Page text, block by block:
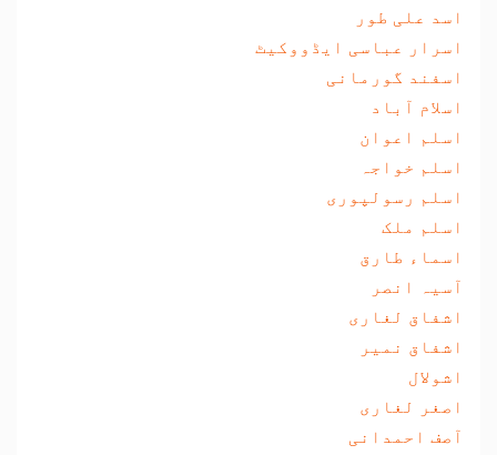
اسد علی طور
اسرار عباسی ایڈووکیٹ
اسفند گورمانی
اسلام آباد
اسلم اعوان
اسلم خواجہ
اسلم رسولپوری
اسلم ملک
اسماء طارق
آسیہ انصر
اشفاق لغاری
اشفاق نمیر
اشولال
اصغر لغاری
آصف احمدانی